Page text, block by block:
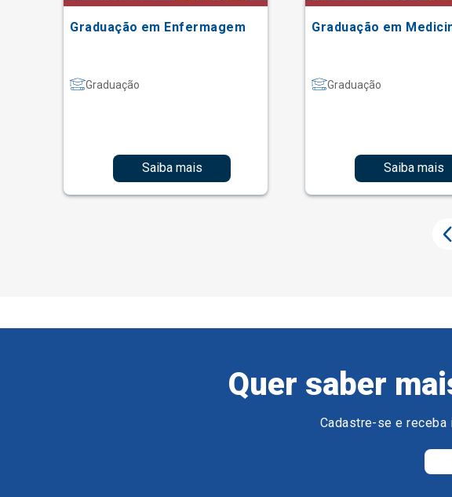
Graduação em Enfermagem
Graduação
Saiba mais
Graduação em
Graduação
Saiba mais
Quer saber
Cadastre-se e